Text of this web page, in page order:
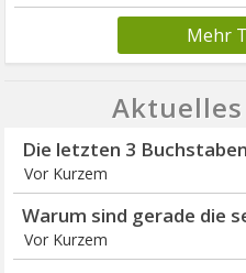
Mehr
Die letzten 3 Buchstaben
Vor Kurzem
Warum sind gerade die
Vor Kurzem